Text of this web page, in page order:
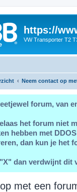
https://
VW Transporter T2
Neem contact op
forum, van
het forum niet
hebben met
dan kun je het
dan verdwijnt dit
met een